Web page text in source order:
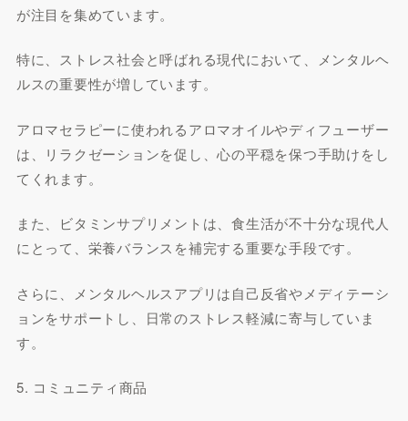
が注目を集めています。
特に、ストレス社会と呼ばれる現代において、メンタルヘ
ルスの重要性が増しています。
アロマセラピーに使われるアロマオイルやディフューザー
は、リラクゼーションを促し、心の平穏を保つ手助けをし
てくれます。
また、ビタミンサプリメントは、食生活が不十分な現代人
にとって、栄養バランスを補完する重要な手段です。
さらに、メンタルヘルスアプリは自己反省やメディテーシ
ョンをサポートし、日常のストレス軽減に寄与していま
す。
5. コミュニティ商品